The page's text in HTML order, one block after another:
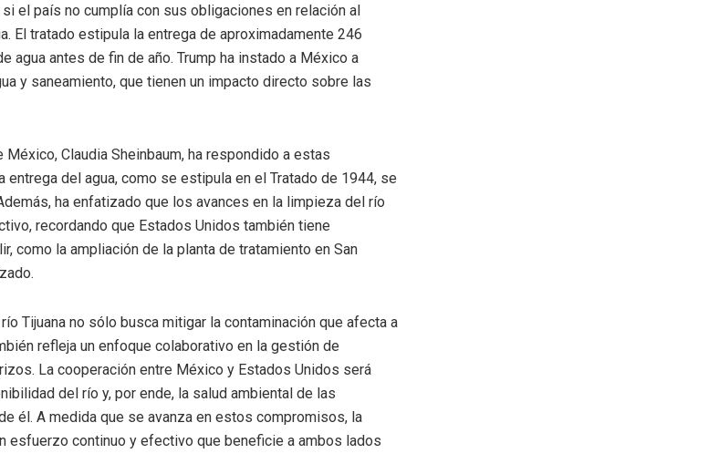
el país no cumplía con sus obligaciones en relación al
El tratado estipula la entrega de aproximadamente 246
agua antes de fin de año. Trump ha instado a México a
y saneamiento, que tienen un impacto directo sobre las
Claudia Sheinbaum, ha respondido a estas
entrega del agua, como se estipula en el Tratado de 1944, se
ha enfatizado que los avances en la limpieza del río
recordando que Estados Unidos también tiene
como la ampliación de la planta de tratamiento en San
Tijuana no sólo busca mitigar la contaminación que afecta a
refleja un enfoque colaborativo en la gestión de
La cooperación entre México y Estados Unidos será
del río y, por ende, la salud ambiental de las
él. A medida que se avanza en estos compromisos, la
esfuerzo continuo y efectivo que beneficie a ambos lados